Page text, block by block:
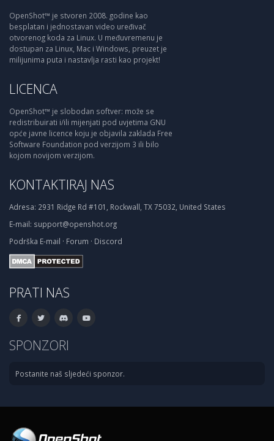
OpenShot™ je stvoren 2008. godine kao
besplatan i jednostavan video uređivač
otvorenog koda za Linux. U međuvremenu je
dostupan za Linux, Mac i Windows, preuzet je
milijunima puta i nastavlja rasti kao projekt!
LICENCA
OpenShot™ je slobodan softver: može se
redistribuirati i/ili mijenjati pod uvjetima GNU
opće javne licence koju je objavila zaklada Free
Software Foundation pod verzijom 3 ili bilo
kojom novijom verzijom.
KONTAKTIRAJ NAS
Adresa: 2931 Ridge Rd #101, Rockwall, TX 75032, United States
E-mail: support@openshot.org
Podrška E-mail · Forum · Discord
PRATI NAS
SPONZORI
Postanite naš sljedeći sponzor.